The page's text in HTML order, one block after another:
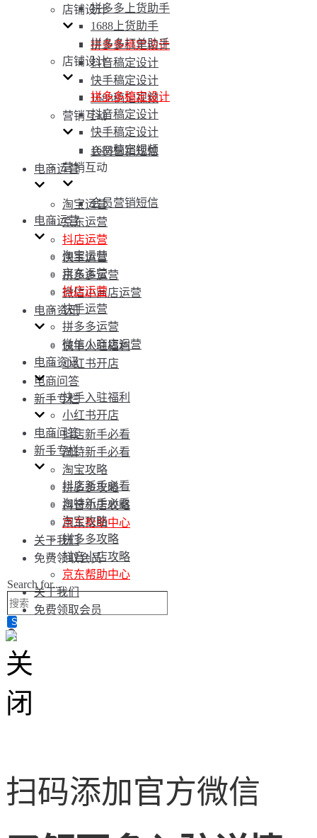
店铺设计
拼多多稿定设计
抖音稿定设计
快手稿定设计
1688稿定视频
营销互动
会员营销短信
电商运营
淘宝运营
京东运营
抖店运营
快手运营
拼多多运营
微信小商店运营
电商资讯
快手入驻福利
小红书开店
电商问答
新手专栏
抖店新手必看
淘特新手必看
淘宝攻略
拼多多攻略
抖音小店攻略
京东帮助中心
关于我们
免费领取会员
Search for...
拼多多上货助手
1688上货助手
拼多多打单助手
店铺设计
拼多多稿定设计
抖音稿定设计
快手稿定设计
1688稿定视频
营销互动
会员营销短信
电商运营
淘宝运营
京东运营
抖店运营
快手运营
拼多多运营
微信小商店运营
电商资讯
快手入驻福利
小红书开店
电商问答
新手专栏
抖店新手必看
淘特新手必看
淘宝攻略
拼多多攻略
抖音小店攻略
京东帮助中心
关于我们
免费领取会员
扫码添加官方微信